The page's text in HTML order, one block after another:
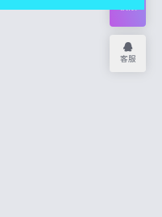
客服